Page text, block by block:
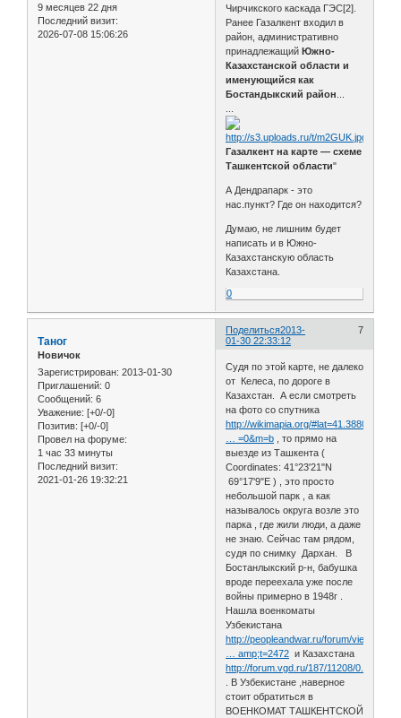
9 месяцев 22 дня
Последний визит:
2026-07-08 15:06:26
Чирчикского каскада ГЭС[2].
Ранее Газалкент входил в
район, административно
принадлежащийЮжно-
Казахстанской области и
именующийся как
Бостандыкский район
Газалкент на карте — схеме
Ташкентской области"
А Дендрапарк - это
нас.пункт? Где он находится?
Думаю, не лишним будет
написать и в Южно-
Казахстанскую область
Казахстана.
0
Поделиться 7
2013-
01-30 22:33:12
Таног
Новичок
Зарегистрирован: 2013-01-30
Приглашений: 0
Сообщений: 6
Уважение: [+0/-0]
Позитив: [+0/-0]
Провел на форуме:
1 час 33 минуты
Последний визит:
2021-01-26 19:32:21
Судя по этой карте, не далеко
от Келеса, по дороге в
Казахстан. А если смотреть
на фото со спутника
http://wikimapia.org/#lat=41.388051&
… =0&m=b , то прямо на
выезде из Ташкента (
Coordinates: 41°23'21"N
69°17'9"E ) , это просто
небольшой парк , а как
называлось округа возле это
парка , где жили люди, а даже
не знаю. Сейчас там рядом,
судя по снимку Дархан. В
Бостанлыкский р-н, бабушка
вроде переехала уже после
войны примерно в 1948г .
Нашла военкоматы
Узбекистана
http://peopleandwar.ru/forum/viewtopic.
… amp;t=2472 и Казахстана
http://forum.vgd.ru/187/11208/0.htm
. В Узбекистане ,наверное
стоит обратиться в
ВОЕНКОМАТ ТАШКЕНТСКОЙ